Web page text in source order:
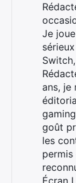
Je
ans, je
goût
les
Écran